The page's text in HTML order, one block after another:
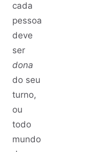
cada
pessoa
deve
ser
dona
do seu
turno,
ou
todo
mundo